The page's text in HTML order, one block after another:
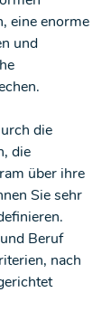
eine enorme
und
die
die
über ihre
Sie sehr
Beruf
nach